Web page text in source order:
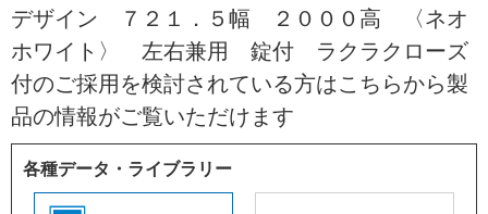
デザイン ７２１．５幅 ２０００高 〈ネオ
ホワイト〉 左右兼用 錠付 ラクラクローズ
付のご採用を検討されている方はこちらから製
品の情報がご覧いただけます
各種データ・ライブラリー